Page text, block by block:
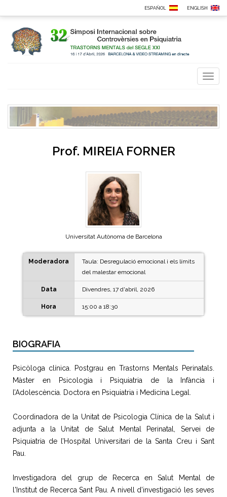
ESPAÑOL ENGLISH
Prof. MIREIA FORNER
Universitat Autònoma de Barcelona
Moderadora
Taula: Desregulació emocional i els límits
del malestar emocional
Data Divendres, 17 d'abril, 2026
Hora 15:00 a 18:30
BIOGRAFIA
Psicòloga clínica. Postgrau en Trastorns Mentals Perinatals.
Màster en Psicologia i Psiquiatria de la Infància i
l’Adolescència. Doctora en Psiquiatria i Medicina Legal.
Coordinadora de la Unitat de Psicologia Clínica de la Salut i
adjunta a la Unitat de Salut Mental Perinatal, Servei de
Psiquiatria de l’Hospital Universitari de la Santa Creu i Sant
Pau.
Investigadora del grup de Recerca en Salut Mental de
l'Institut de Recerca Sant Pau. A nivell d’investigació les seves